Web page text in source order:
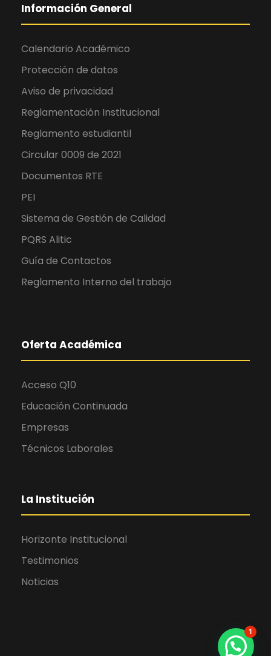
Información General
Calendario Académico
Protección de datos
Aviso de privacidad
Reglamentación Institucional
Reglamento estudiantil
Circular 0009 de 2021
Documentos RTE
PEI
Sistema de Gestión de Calidad
PQRS Alitic
Guía de Contactos
Reglamento Interno del trabajo
Oferta Académica
Acceso Q10
Educación Continuada
Empresas
Técnicos Laborales
La Institución
Horizonte Institucional
Testimonios
Noticias
1